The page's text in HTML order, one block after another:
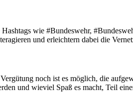
wie #Bundeswehr,
und erleichtern dabei die
noch ist es möglich, die
und wieviel Spaß es macht, Teil